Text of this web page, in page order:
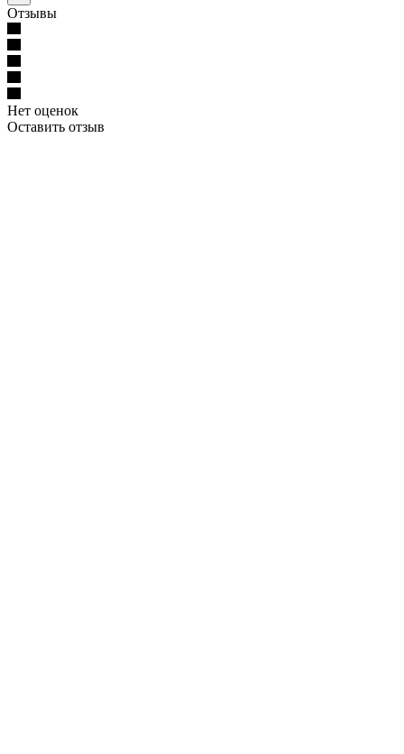
Отзывы
Нет оценок
Оставить отзыв